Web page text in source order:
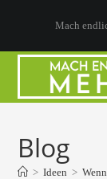
springen
Mach
Blog
> Ideen >